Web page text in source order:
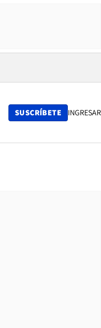
SUSCRÍBETE INGRESAR